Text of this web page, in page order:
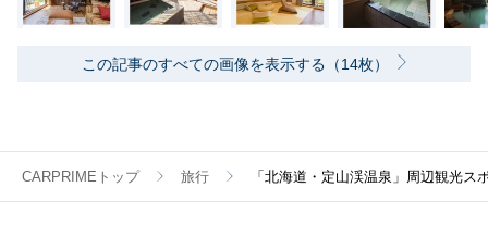
この記事のすべての画像を表示する（14枚）
CARPRIMEトップ 旅行 「北海道・定山渓温泉」周辺観光